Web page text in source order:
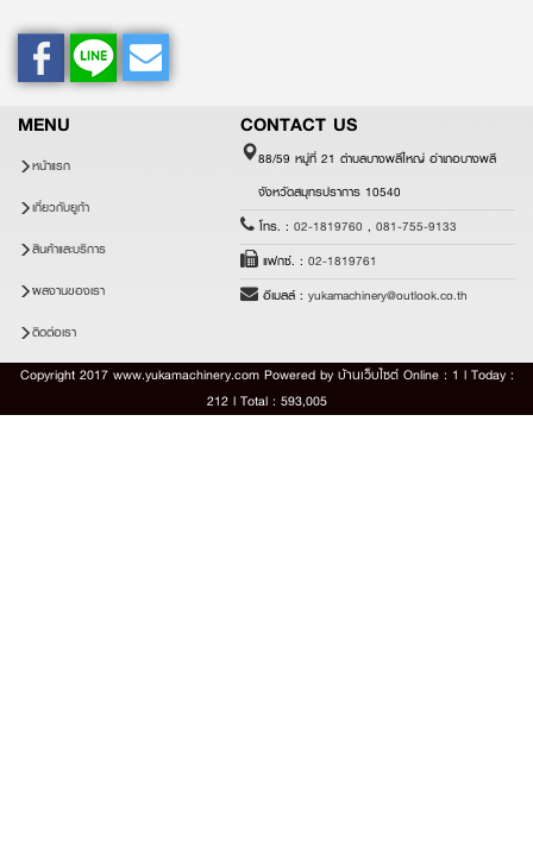
MENU
หน้าแรก
เกี่ยวกับยูก้า
สินค้าและบริการ
ผลงานของเรา
ติดต่อเรา
CONTACT US
88/59 หมู่ที่ 21 ตำบลบางพลีใหญ่ อำเภอบางพลี
จังหวัดสมุทรปราการ 10540
โทร. : 02-1819760 , 081-755-9133
แฟกซ์. : 02-1819761
อีเมลล์ : yukamachinery@outlook.co.th
Copyright 2017 www.yukamachinery.com Powered by บ้านเว็บไซต์Online : 1 l Today :
212 l Total : 593,005